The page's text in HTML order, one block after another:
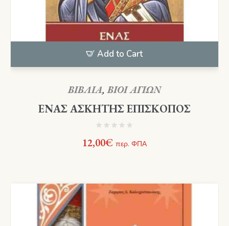
Add to Cart
ΒΙΒΛΙΑ,ΒΙΟΙ ΑΓΙΩΝ
ΕΝΑΣ ΑΣΚΗΤΗΣ ΕΠΙΣΚΟΠΟΣ
12,00€ περ. ΦΠΑ